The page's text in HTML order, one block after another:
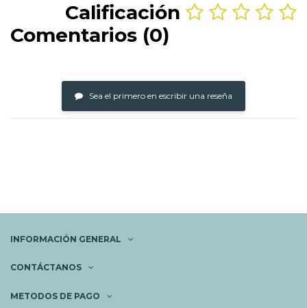
Calificación
Comentarios (0)
Sea el primero en escribir una reseña
INFORMACIÓN GENERAL
CONTÁCTANOS
METODOS DE PAGO